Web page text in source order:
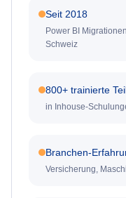
Seit 2018
Power BI
Schweiz
800+ trainierte
in Inhouse-
Branchen-
Versicherung,